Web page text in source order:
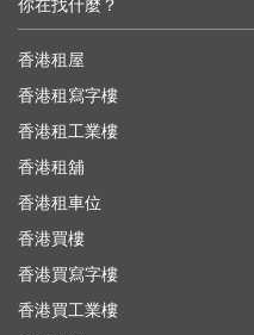
你在找什麼？
香港租屋
香港租寫字樓
香港租工業樓
香港租舖
香港租車位
香港買樓
香港買寫字樓
香港買工業樓